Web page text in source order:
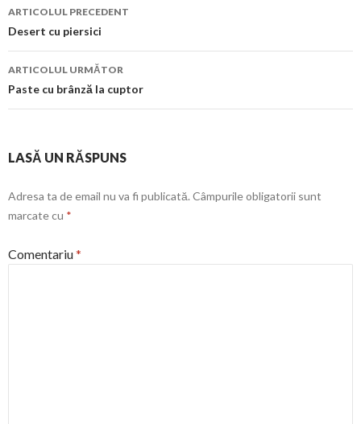
Navigare
în
articol
ARTICOLUL PRECEDENT
Desert cu piersici
ARTICOLUL URMĂTOR
Paste cu brânză la cuptor
LASĂ UN RĂSPUNS
Adresa ta de email nu va fi publicată. Câmpurile obligatorii sunt
marcate cu *
Comentariu*